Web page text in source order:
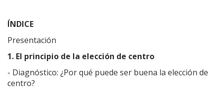
ÍNDICE
Presentación
1. El principio de la elección de centro
- Diagnóstico: ¿Por qué puede ser buena la elección de
centro?